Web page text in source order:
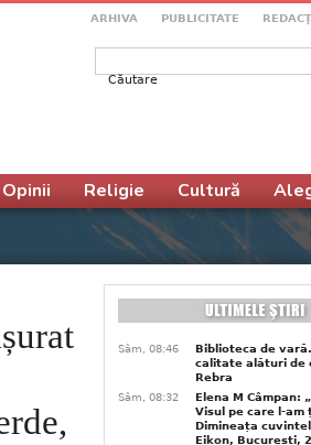
ARHIVA PUBLICITATE
Formular de
Opinii Religie Cultură
Sâm, 08:46
Biblioteca de
calitate alături de
Rebra
Sâm, 08:32
Elena M Câmpan:
Visul pe care l-am
Dimineața
Eikon, București,